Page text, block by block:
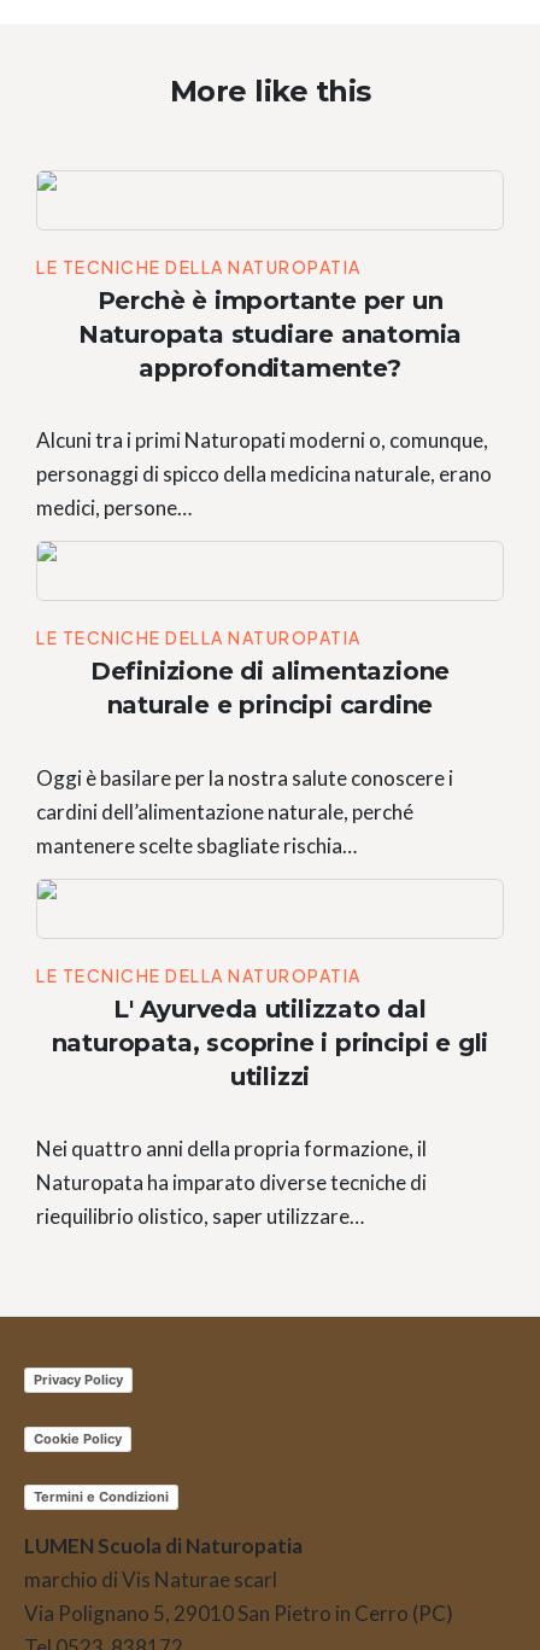
More like this
LE TECNICHE DELLA NATUROPATIA
Perchè è importante per un
Naturopata studiare anatomia
approfonditamente?
Alcuni tra i primi Naturopati moderni o, comunque,
personaggi di spicco della medicina naturale, erano
medici, persone…
LE TECNICHE DELLA NATUROPATIA
Definizione di alimentazione
naturale e principi cardine
Oggi è basilare per la nostra salute conoscere i
cardini dell’alimentazione naturale, perché
mantenere scelte sbagliate rischia…
LE TECNICHE DELLA NATUROPATIA
L' Ayurveda utilizzato dal
naturopata, scoprine i principi e gli
utilizzi
Nei quattro anni della propria formazione, il
Naturopata ha imparato diverse tecniche di
riequilibrio olistico, saper utilizzare…
LUMEN Scuola di Naturopatia
marchio di Vis Naturae scarl
Via Polignano 5, 29010 San Pietro in Cerro (PC)
Privacy Policy
Cookie Policy
Termini e Condizioni